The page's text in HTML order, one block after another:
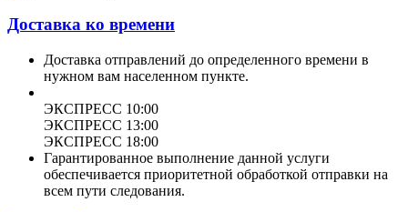
Доставка ко времени
Доставка отправлений до определенного времени в
нужном вам населенном пункте.
ЭКСПРЕСС 10:00
ЭКСПРЕСС 13:00
ЭКСПРЕСС 18:00
Гарантированное выполнение данной услуги
обеспечивается приоритетной обработкой отправки на
всем пути следования.